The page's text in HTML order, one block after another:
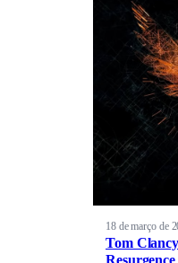
18 de março de
Tom